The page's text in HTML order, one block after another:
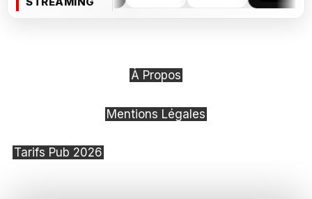
À Propos
Mentions Légales
Tarifs Pub 2026